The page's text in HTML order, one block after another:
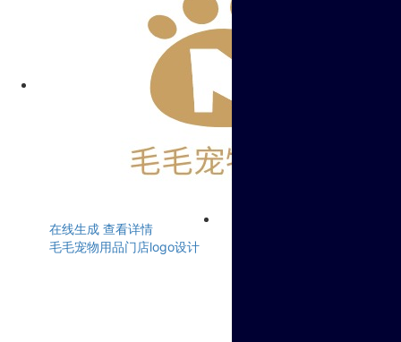
在线生成 查看详情
毛毛宠物用品门店logo设计